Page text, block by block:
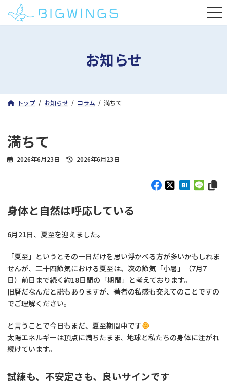
テ
プ
ゲ
動
お知らせ
トップ お知らせ コラム 満ちて
満ちて
2026年6月23日
最
時
:
2026年6月23日
身体と自然は呼応している
6月21日、夏至を迎えました。
「夏至」というとその一日だけを思い浮かべる方が多いかもしれま
せんが、二十四節気における夏至は、次の節気「小暑」（7月7
日）前日まで続く約18日間の「期間」と考えております。
旧暦だなんだと説もありますが、著者の私感も交えてのことですの
でご理解ください。
と言うことで今日もまだ、夏至期間中です
太陽エネルギーは頂点に満ちたまま、地球と私たちの身体に注がれ
続けています。
試練も、不安定さも、良いサインです